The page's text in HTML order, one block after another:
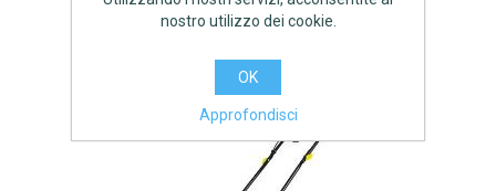
nostro utilizzo dei cookie.
OK
Approfondisci